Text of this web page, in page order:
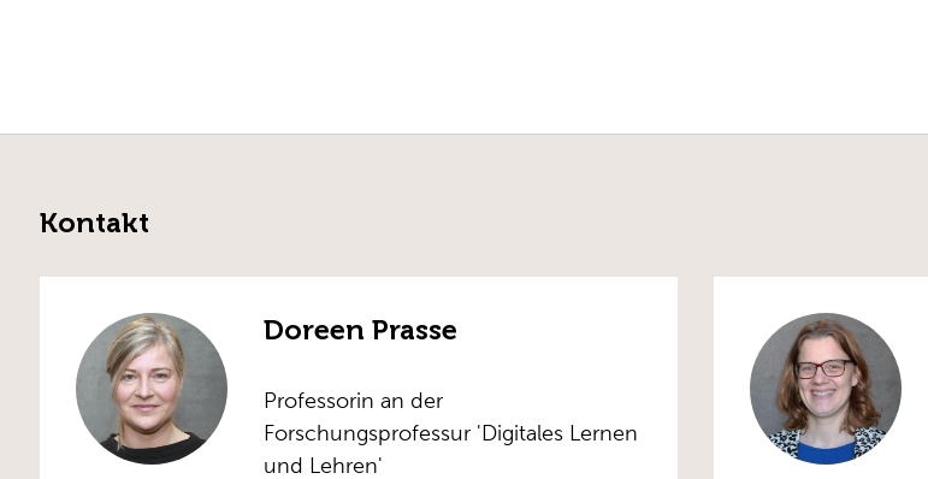
Kontakt
Doreen Prasse
Professorin an der
Forschungsprofessur 'Digitales Lernen
und Lehren'